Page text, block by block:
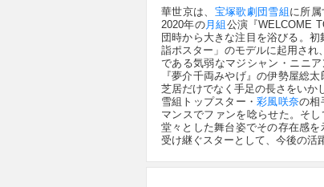
華世京は、 宝塚歌劇団 雪組 に所
2020年の月組 公演『WELCOME
団時から大きな注目を浴びる。初
詣ポスター」のモデルに起用され
である気弱なマジシャン・ニニ
『夢介千両みやげ』の伊勢屋総
芝居だけでなく手足の長さをいか
雪組トップスター・彩風咲奈の相
マンスでファンを唸らせた。そ
堂々とした舞台姿でその存在感
受け継ぐスターとして、今後の活